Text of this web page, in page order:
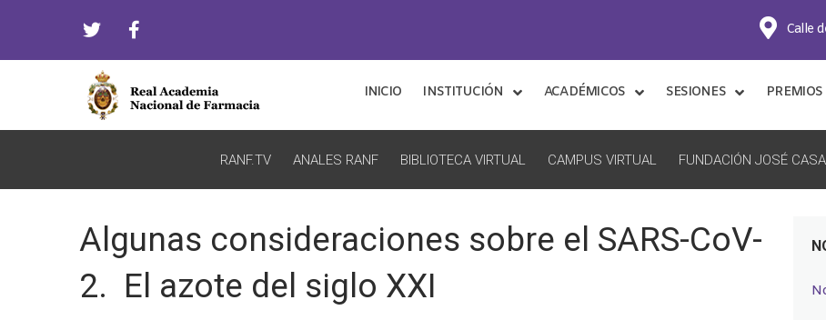
Calle
INICIO INSTITUCIÓN ACADÉMICOS SESIONES PREMIOS
RANF.TV ANALES RANF BIBLIOTECA VIRTUAL CAMPUS VIRTUAL FUNDACIÓN JOSÉ
Algunas consideraciones sobre el SARS-CoV-
2. El azote del siglo XXI